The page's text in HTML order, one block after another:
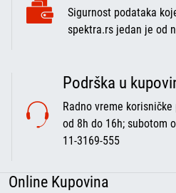
Sigurnost podataka
spektra.rs jedan je od
Podrška u
Radno vreme
od 8h do 16h; subotom
11-3169-555
Online Kupovina